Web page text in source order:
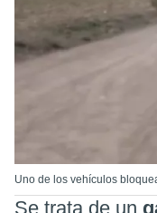
Uno de los vehículos
Se trata de un